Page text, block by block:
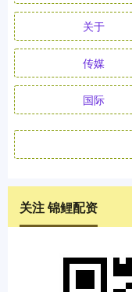
关于
传媒
国际
关注 锦鲤配资